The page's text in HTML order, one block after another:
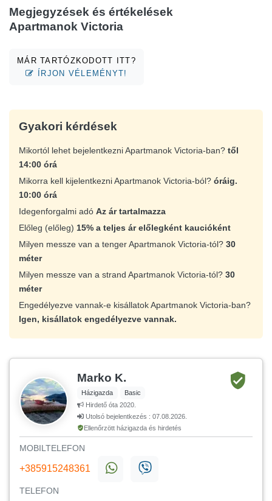
Megjegyzések és értékelések
Apartmanok Victoria
MÁR TARTÓZKODOTT ITT?
ÍRJON VÉLEMÉNYT!
Gyakori kérdések
Mikortól lehet bejelentkezni Apartmanok Victoria-ban? től
14:00 órá
Mikorra kell kijelentkezni Apartmanok Victoria-ból? óráig.
10:00 órá
Idegenforgalmi adó Az ár tartalmazza
Előleg (előleg) 15% a teljes ár előlegként kaucióként
Milyen messze van a tenger Apartmanok Victoria-tól? 30
méter
Milyen messze van a strand Apartmanok Victoria-tól? 30
méter
Engedélyezve vannak-e kisállatok Apartmanok Victoria-ban?
Igen, kisállatok engedélyezve vannak.
Marko K.
Házigazda
Basic
Hirdető óta 2020.
Utolsó bejelentkezés : 07.08.2026.
Ellenőrzött házigazda és hirdetés
MOBILTELEFON
+385915248361
TELEFON